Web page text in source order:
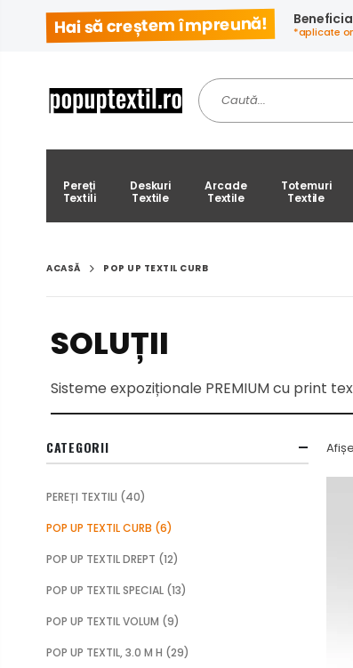
Hai să creștem împreună! *aplicate
Pereți
Textili
Deskuri
Textile
Arcade
Textile
Totemuri
Textile
ACASĂ POP UP TEXTIL CURB
Sisteme expoziționale PREMIUM cu print
CATEGORII
PEREȚI TEXTILI (40)
POP UP TEXTIL CURB (6)
POP UP TEXTIL DREPT (12)
POP UP TEXTIL SPECIAL (13)
POP UP TEXTIL VOLUM (9)
POP UP TEXTIL, 3.0 M H (29)